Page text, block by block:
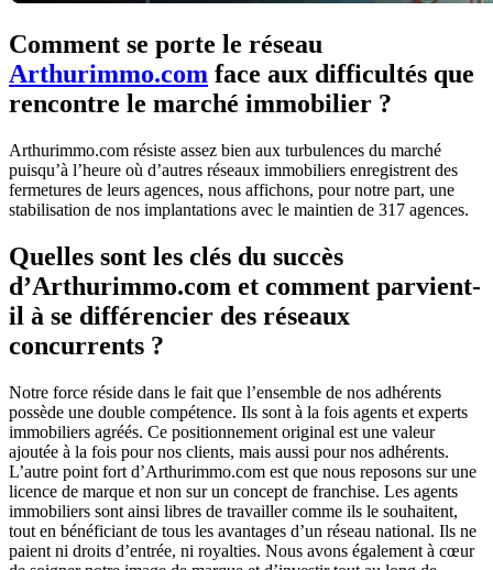
Comment se porte le réseau
Arthurimmo.com face aux difficultés que
rencontre le marché immobilier ?
Arthurimmo.com résiste assez bien aux turbulences du marché
puisqu’à l’heure où d’autres réseaux immobiliers enregistrent des
fermetures de leurs agences, nous affichons, pour notre part, une
stabilisation de nos implantations avec le maintien de 317 agences.
Quelles sont les clés du succès
d’Arthurimmo.com et comment parvient-
il à se différencier des réseaux
concurrents ?
Notre force réside dans le fait que l’ensemble de nos adhérents
possède une double compétence. Ils sont à la fois agents et experts
immobiliers agréés. Ce positionnement original est une valeur
ajoutée à la fois pour nos clients, mais aussi pour nos adhérents.
L’autre point fort d’Arthurimmo.com est que nous reposons sur une
licence de marque et non sur un concept de franchise. Les agents
immobiliers sont ainsi libres de travailler comme ils le souhaitent,
tout en bénéficiant de tous les avantages d’un réseau national. Ils ne
paient ni droits d’entrée, ni royalties. Nous avons également à cœur